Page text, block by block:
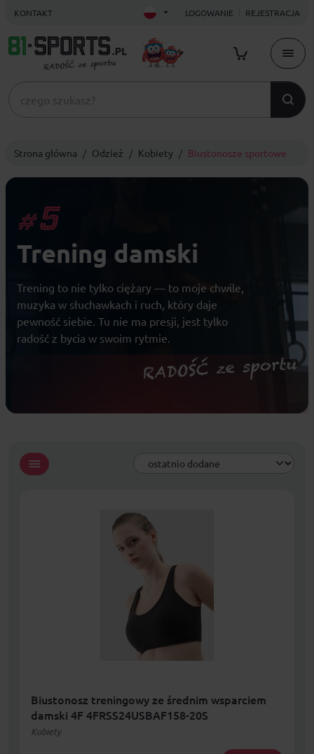
KONTAKT LOGOWANIE REJESTRACJA
Strona główna Odzież Kobiety Biustonosze sportowe
# 5
Trening damski
Trening to nie tylko ciężary — to moje chwile,
muzyka w słuchawkach i ruch, który daje
pewność siebie. Tu nie ma presji, jest tylko
radość z bycia w swoim rytmie.
Biustonosz treningowy ze średnim wsparciem
damski 4F 4FRSS24USBAF158-20S
Kobiety